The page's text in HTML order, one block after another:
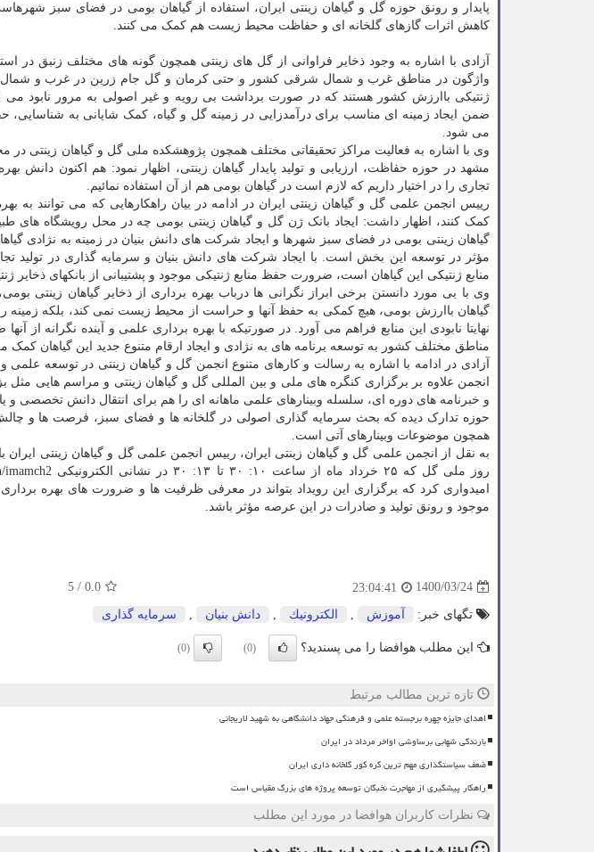
پایدار و رونق حوزه گل و گیاهان زینتی ایران، استفاده از گیاهان بومی در فضای سبز
کاهش اثرات گازهای گلخانه ای و حفاظت محیط زیست هم کمک می کنند.
آزادی با اشاره به وجود ذخایر فراوانی از گل های زینتی همچون گونه های مختلف زنبق
واژگون در مناطق غرب و شمال شرقی کشور و حتی کرمان و گل جام زرین در غرب و شمال
ژنتیکی باارزش کشور هستند که در صورت برداشت بی رویه و غیر اصولی به مرور نابود می
ضمن ایجاد زمینه ای مناسب برای درآمدزایی در زمینه گل و گیاه، کمک شایانی به شناسایی،
می شود.
وی با اشاره به فعالیت مراکز تحقیقاتی مختلف همچون پژوهشکده ملی گل و گیاهان زینتی
مشهد در حوزه حفاظت، ارزیابی و تولید پایدار گیاهان زینتی، اظهار نمود: هم اکنون دانش
تجاری را در اختیار داریم که لازم است در گیاهان بومی هم از آن استفاده نمائیم.
رییس انجمن علمی گل و گیاهان زینتی ایران در ادامه در بیان راهکارهایی که می توانند به
کمک کنند، اظهار داشت: ایجاد بانک ژن گل و گیاهان زینتی بومی چه در محل رویشگاه های
گیاهان زینتی بومی در فضای سبز شهرها و ایجاد شرکت های دانش بنیان در زمینه به نژادی
مؤثر در توسعه این بخش است. با ایجاد شرکت های دانش بنیان و سرمایه گذاری در تولید
منابع ژنتیکی این گیاهان است، ضرورت حفظ منابع ژنتیکی موجود و پشتیبانی از بانکهای ذخایر
وی با بی مورد دانستن برخی ابراز نگرانی ها درباب بهره برداری از ذخایر گیاهان زینتی
گیاهان باارزش بومی، هیچ کمکی به حفظ آنها و حراست از محیط زیست نمی کند، بلکه زمینه
نهایتا نابودی این منابع فراهم می آورد. در صورتیکه با بهره برداری علمی و آینده نگرانه از
مناطق مختلف کشور به توسعه برنامه های به نژادی و ایجاد ارقام متنوع جدید این گیاهان
آزادی در ادامه با اشاره به رسالت و کارهای متنوع انجمن گل و گیاهان زینتی در توسعه علمی
انجمن علاوه بر برگزاری کنگره های ملی و بین المللی گل و گیاهان زینتی و مراسم هایی
و خبرنامه های دوره ای، سلسله وبینارهای علمی ماهانه ای را هم برای انتقال دانش تخصصی و
حوزه تدارک دیده که بحث سرمایه گذاری اصولی در گلخانه ها و فضای سبز، فرصت ها و
همچون موضوعات وبینارهای آتی است.
به نقل از انجمن علمی گل و گیاهان زینتی ایران، رییس انجمن علمی گل و گیاهان زینتی ایران
امیدواری کرد که برگزاری این رویداد بتواند در معرفی ظرفیت ها و ضرورت های بهره
موجود و رونق تولید و صادرات در این عرصه مؤثر باشد.
1400/03/24
23:04:41
0.0
/
5
تگهای خبر: آموزش الكترونیك دانش بنیان سرمایه گذاری
این مطلب هوافضا را می پسندید؟ (0)
(0)
تازه ترین مطالب مرتبط
اهدای جایزه چهره برجسته علمی و فرهنگی جهاد دانشگاهی به شهید لاریجانی
بارندگی شهابی برساوشی اواخر مرداد در ایران
ضعف سیاستگذاری مهم ترین گره کور گلخانه داری ایران
راهکار پیشگیری از مهاجرت نخبگان توسعه پروژه های بزرگ مقیاس است
نظرات کاربران هوافضا در مورد این مطلب